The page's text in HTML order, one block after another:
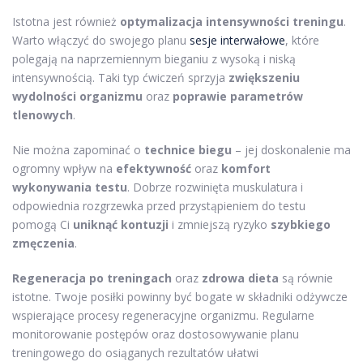
Istotna jest również optymalizacja intensywności treningu.
Warto włączyć do swojego planu sesje interwałowe, które
polegają na naprzemiennym bieganiu z wysoką i niską
intensywnością. Taki typ ćwiczeń sprzyja zwiększeniu
wydolności organizmu oraz poprawie parametrów
tlenowych.
Nie można zapominać o technice biegu – jej doskonalenie ma
ogromny wpływ na efektywność oraz komfort
wykonywania testu. Dobrze rozwinięta muskulatura i
odpowiednia rozgrzewka przed przystąpieniem do testu
pomogą Ci uniknąć kontuzji i zmniejszą ryzyko szybkiego
zmęczenia.
Regeneracja po treningach oraz zdrowa dieta są równie
istotne. Twoje posiłki powinny być bogate w składniki odżywcze
wspierające procesy regeneracyjne organizmu. Regularne
monitorowanie postępów oraz dostosowywanie planu
treningowego do osiąganych rezultatów ułatwi